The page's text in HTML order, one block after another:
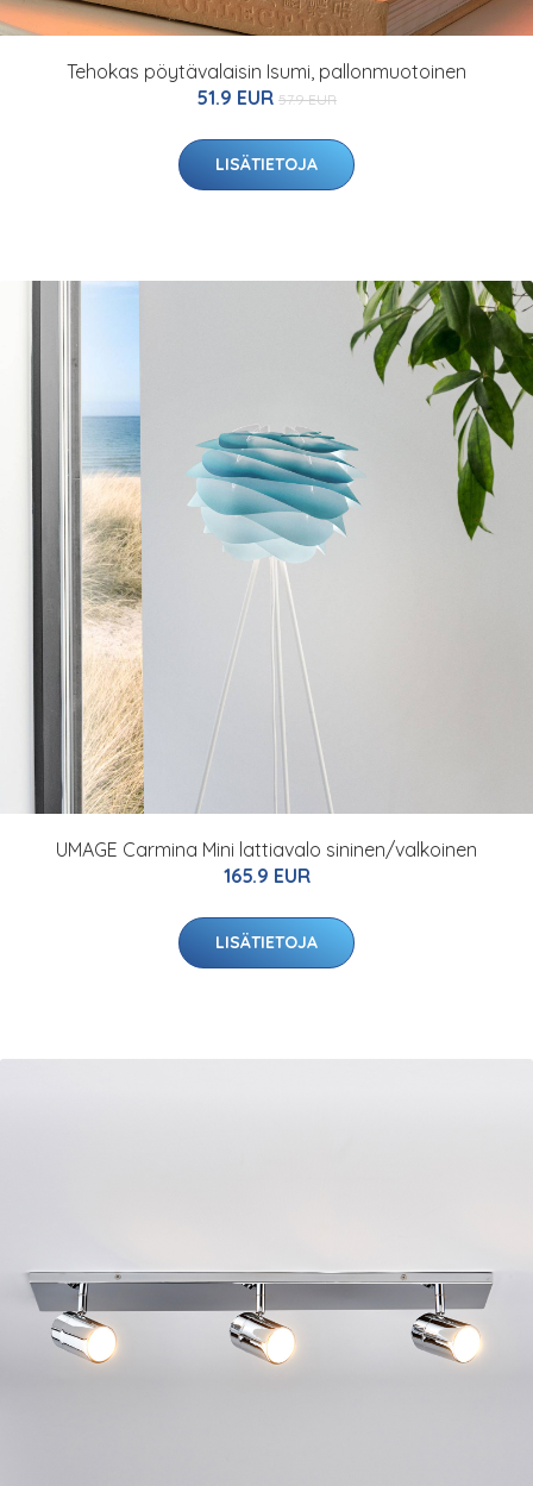
Tehokas pöytävalaisin Isumi, pallonmuotoinen
51.9 EUR 57.9 EUR
LISÄTIETOJA
UMAGE Carmina Mini lattiavalo sininen/valkoinen
165.9 EUR
LISÄTIETOJA